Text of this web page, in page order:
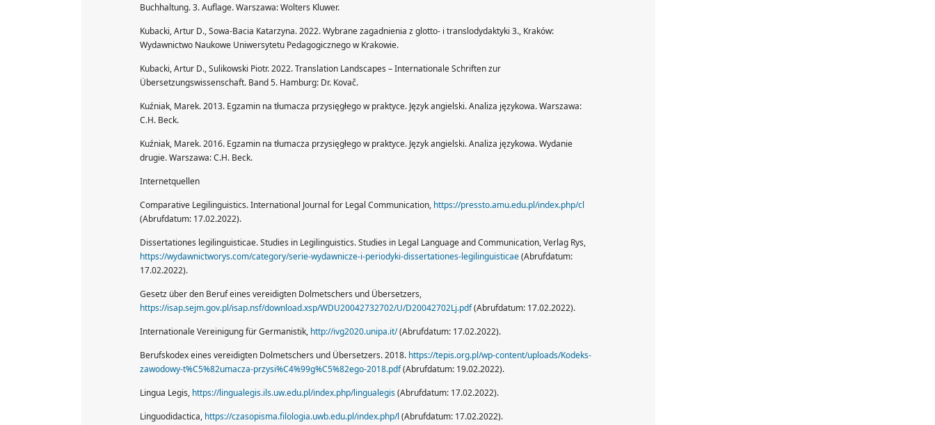
Buchhaltung. 3. Auflage. Warszawa: Wolters Kluwer.
Kubacki, Artur D., Sowa-Bacia Katarzyna. 2022. Wybrane zagadnienia z glotto- i translodydaktyki 3., Kraków:
Wydawnictwo Naukowe Uniwersytetu Pedagogicznego w Krakowie.
Kubacki, Artur D., Sulikowski Piotr. 2022. Translation Landscapes – Internationale Schriften zur
Übersetzungswissenschaft. Band 5. Hamburg: Dr. Kovač.
Kuźniak, Marek. 2013. Egzamin na tłumacza przysięgłego w praktyce. Język angielski. Analiza językowa. Warszawa:
C.H. Beck.
Kuźniak, Marek. 2016. Egzamin na tłumacza przysięgłego w praktyce. Język angielski. Analiza językowa. Wydanie
drugie. Warszawa: C.H. Beck.
Internetquellen
Comparative Legilinguistics. International Journal for Legal Communication, https://pressto.amu.edu.pl/index.php/cl
(Abrufdatum: 17.02.2022).
Dissertationes legilinguisticae. Studies in Legilinguistics. Studies in Legal Language and Communication, Verlag Rys,
https://wydawnictworys.com/category/serie-wydawnicze-i-periodyki-dissertationes-legilinguisticae(Abrufdatum:
17.02.2022).
Gesetz über den Beruf eines vereidigten Dolmetschers und Übersetzers,
https://isap.sejm.gov.pl/isap.nsf/download.xsp/WDU20042732702/U/D20042702Lj.pdf(Abrufdatum: 17.02.2022).
Internationale Vereinigung für Germanistik, http://ivg2020.unipa.it/(Abrufdatum: 17.02.2022).
Berufskodex eines vereidigten Dolmetschers und Übersetzers. 2018. https://tepis.org.pl/wp-content/uploads/Kodeks-
zawodowy-t%C5%82umacza-przysi%C4%99g%C5%82ego-2018.pdf(Abrufdatum: 19.02.2022).
Lingua Legis, https://lingualegis.ils.uw.edu.pl/index.php/lingualegis(Abrufdatum: 17.02.2022).
Linguodidactica, https://czasopisma.filologia.uwb.edu.pl/index.php/l (Abrufdatum: 17.02.2022).